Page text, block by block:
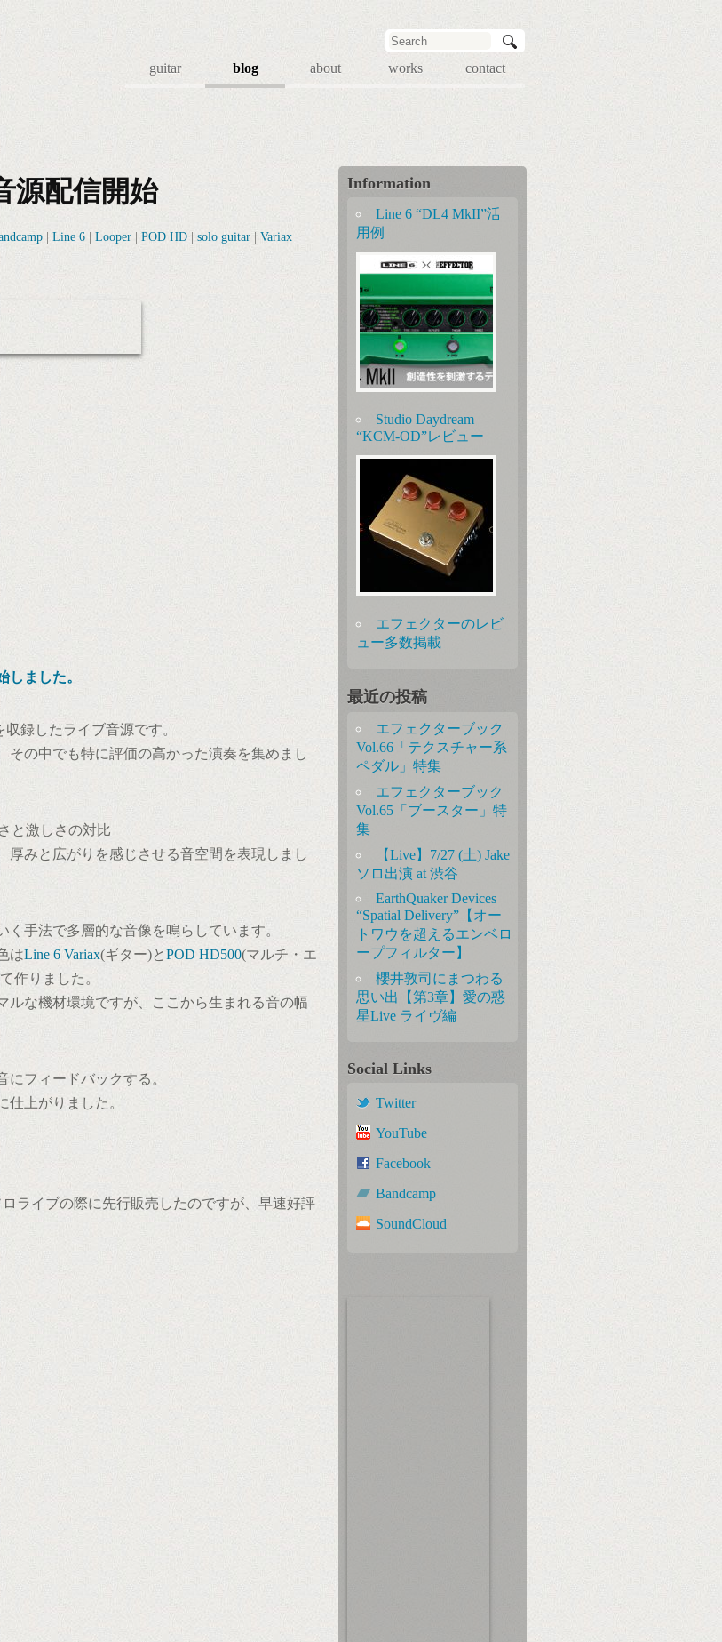
guitar blog about works contact
源配信開始
|Line 6 |Looper |POD HD |solo guitar |Variax
ました。
録したライブ音源です。
の中でも特に評価の高かった演奏を集めまし
と激しさの対比
厚みと広がりを感じさせる音空間を表現しまし
手法で多層的な音像を鳴らしています。
はLine 6 Variax(ギター)とPOD HD500(マルチ・エ
作りました。
ルな機材環境ですが、ここから生まれる音の幅
フィードバックする。
上がりました。
ライブの際に先行販売したのですが、早速好評
Information
Line 6 “DL4 MkII”活
用例
Studio Daydream
“KCM-OD”レビュー
エフェクターのレビ
ュー多数掲載
最近の投稿
エフェクターブック
Vol.66「テクスチャー系
ペダル」特集
エフェクターブック
Vol.65「ブースター」特
集
【Live】7/27 (土) Jake
ソロ出演 at 渋谷
EarthQuaker Devices
“Spatial Delivery”【オー
トワウを超えるエンベロ
ープフィルター】
櫻井敦司にまつわる
思い出【第3章】愛の惑
星Live ライヴ編
Social Links
Twitter
YouTube
Facebook
Bandcamp
SoundCloud